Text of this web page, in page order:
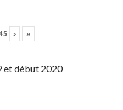
› »
et début 2020